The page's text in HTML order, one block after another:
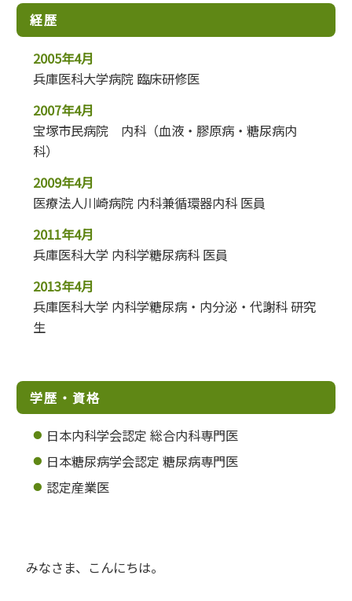
経歴
2005年4月
兵庫医科大学病院 臨床研修医
2007年4月
宝塚市民病院 内科（血液・膠原病・糖尿病内
科）
2009年4月
医療法人川崎病院 内科兼循環器内科 医員
2011年4月
兵庫医科大学 内科学糖尿病科 医員
2013年4月
兵庫医科大学 内科学糖尿病・内分泌・代謝科 研究
生
学歴・資格
日本内科学会認定 総合内科専門医
日本糖尿病学会認定 糖尿病専門医
認定産業医
みなさま、こんにちは。